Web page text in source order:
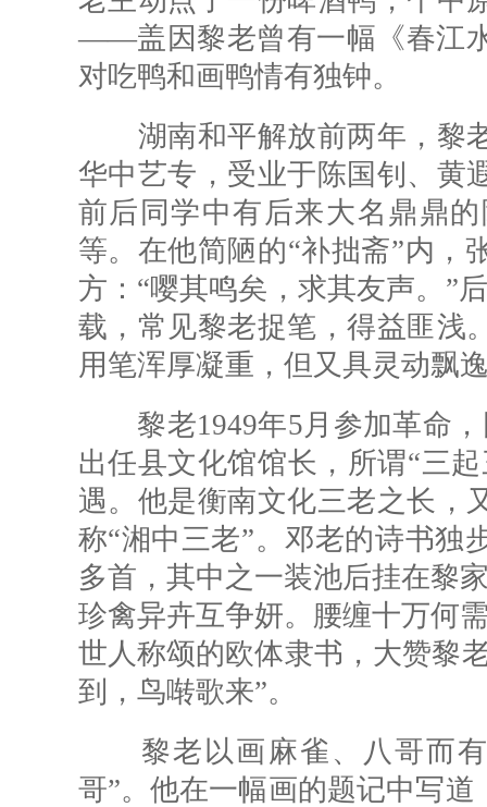
——盖因黎老曾有一幅《春江
对吃鸭和画鸭情有独钟。
湖南和平解放前两年，黎
华中艺专，受业于陈国钊、黄
前后同学中有后来大名鼎鼎
等。在他简陋的“补拙斋”内，
方：“嘤其鸣矣，求其友声。”
载，常见黎老捉笔，得益匪浅
用笔浑厚凝重，但又具灵动飘
黎老1949年5月参加革命，
出任县文化馆馆长，所谓“三
遇。他是衡南文化三老之长，
称“湘中三老”。邓老的诗书独
多首，其中之一装池后挂在黎
珍禽异卉互争妍。腰缠十万何
世人称颂的欧体隶书，大赞黎
到，鸟啭歌来”。
黎老以画麻雀、八哥而有
哥”。他在一幅画的题记中写